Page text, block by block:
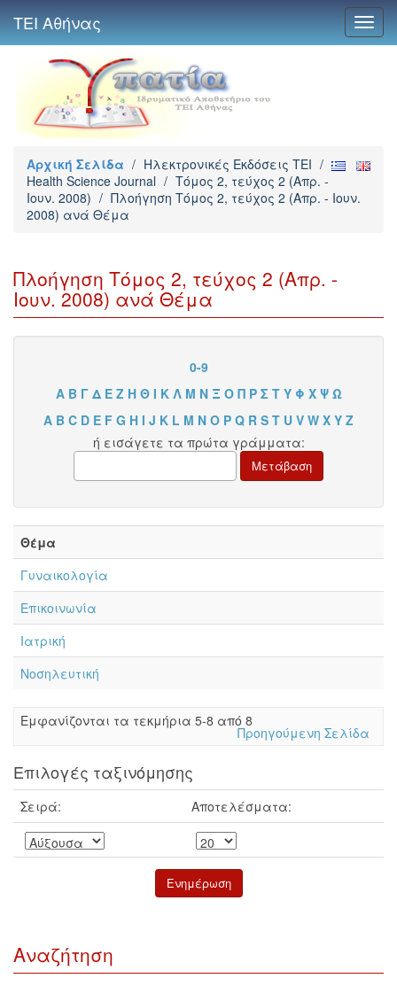
ΤΕΙ Αθήνας
Αρχική Σελίδα / Ηλεκτρονικές Εκδόσεις TEI /
Health Science Journal / Τόμος 2, τεύχος 2 (Απρ. -
Ιουν. 2008) / Πλοήγηση Τόμος 2, τεύχος 2 (Απρ. - Ιουν.
2008) ανά Θέμα
Πλοήγηση Τόμος 2, τεύχος 2 (Απρ. -
Ιουν. 2008) ανά Θέμα
0-9
Α Β Γ Δ Ε Ζ Η Θ Ι Κ Λ Μ Ν Ξ Ο Π Ρ Σ Τ Υ Φ Χ Ψ Ω
A B C D E F G H I J K L M N O P Q R S T U V W X Y Z
ή εισάγετε τα πρώτα γράμματα:
Θέμα
Γυναικολογία
Επικοινωνία
Ιατρική
Νοσηλευτική
Eμφανίζονται τα τεκμήρια 5-8 από 8
Προηγούμενη Σελίδα
Επιλογές ταξινόμησης
Σειρά: Αποτελέσματα:
Αναζήτηση